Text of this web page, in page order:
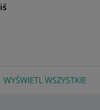
WYŚWIETL WSZYSTKIE